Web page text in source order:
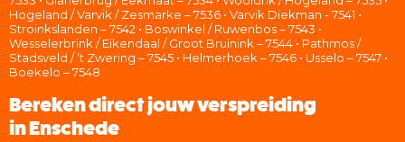
Hogeland / Varvik / Zesmarke – 7536 • Varvik Diekman - 7541 •
Stroinkslanden – 7542 • Boswinkel / Ruwenbos – 7543 •
Wesselerbrink / Eikendaal / Groot Bruinink – 7544 • Pathmos /
Stadsveld / ’t Zwering – 7545 • Helmerhoek – 7546 • Usselo – 7547 •
Boekelo – 7548
Bereken direct jouw verspreiding
in Enschede